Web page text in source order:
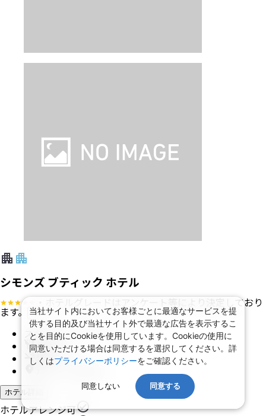
シモンズ ブティック ホテル
・ホテルグレードはアンケート等により決定しており
ます。 ?
スタンダード ダブルルーム
食事 なし
禁煙
ホテル詳細
ホテルアレンジ可
当社サイト内においてお客様ごとに最適なサービスを提
供する目的及び当社サイト外で最適な広告を表示するこ
とを目的にCookieを使用しています。Cookieの使用に
同意いただける場合は同意するを選択してください。詳
しくはプライバシーポリシーをご確認ください。
同意しない 同意する